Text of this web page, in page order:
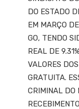
DO ESTADO
EM MARÇO
GO, TENDO
REAL DE
VALORES
GRATUITA.
CRIMINAL DO